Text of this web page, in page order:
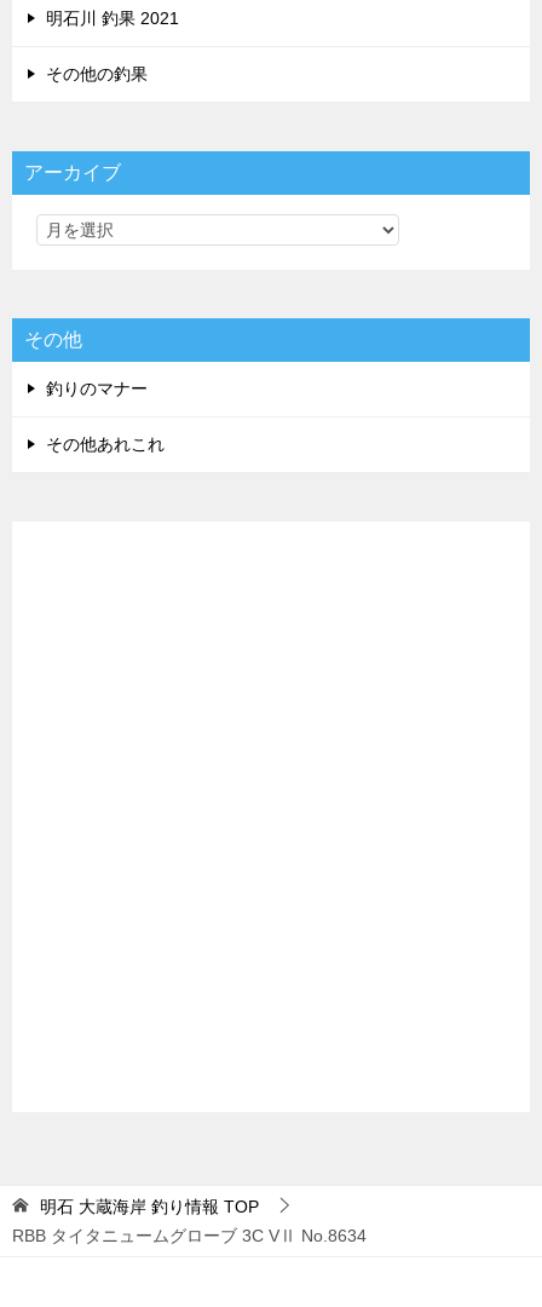
明石川 釣果 2021
その他の釣果
アーカイブ
その他
釣りのマナー
その他あれこれ
明石 大蔵海岸 釣り情報 TOP
RBB タイタニュームグローブ 3C VⅡ No.8634